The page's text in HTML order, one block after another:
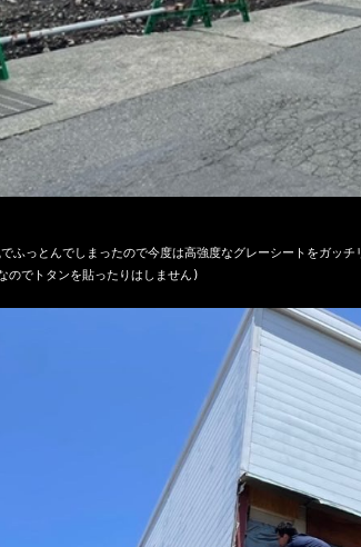
ふっとんでしまったので今度は高強度なグレーシートをガッ
のでトタンを貼ったりはしません)